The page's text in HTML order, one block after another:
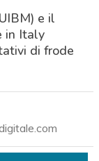
e il
in Italy
di frode